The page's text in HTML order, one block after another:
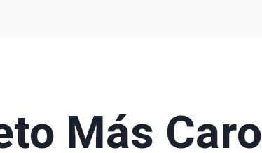
Más Caro